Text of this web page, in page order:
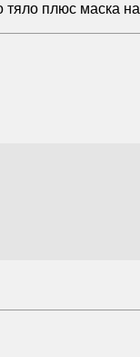
плюс маска